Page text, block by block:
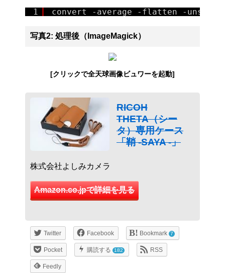
1 convert -average -flatten -unsharp
写真2: 処理後（ImageMagick）
[クリックで全天球画像ビュワーを起動]
RICOH
THETA（シー
タ）専用ケース
「鞘 -SAYA -」
株式会社よしみカメラ
Amazon.co.jpで詳細を見る
Twitter Facebook Bookmark 7
Pocket 購読する 182 RSS
Feedly